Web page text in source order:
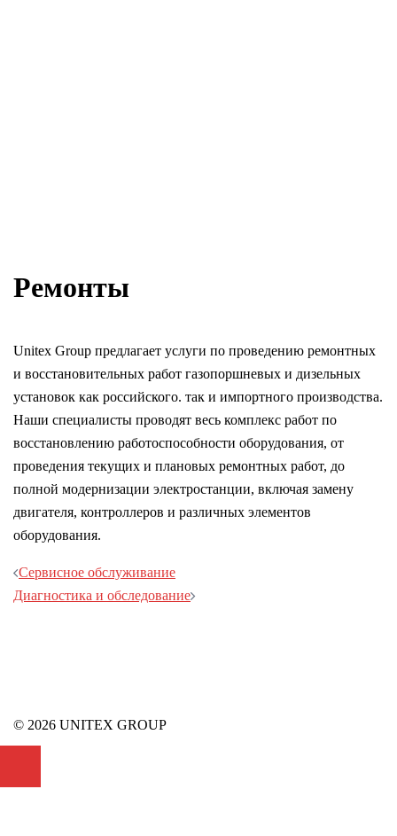
Ремонты
Unitex Group предлагает услуги по проведению ремонтных
и восстановительных работ газопоршневых и дизельных
установок как российского. так и импортного производства.
Наши специалисты проводят весь комплекс работ по
восстановлению работоспособности оборудования, от
проведения текущих и плановых ремонтных работ, до
полной модернизации электростанции, включая замену
двигателя, контроллеров и различных элементов
оборудования.
Навигация
записи
Сервисное обслуживание
Диагностика и обследование
© 2026 UNITEX GROUP